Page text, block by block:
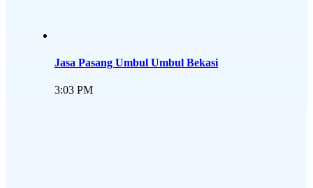
Jasa Pasang Umbul Umbul Bekasi
3:03 PM